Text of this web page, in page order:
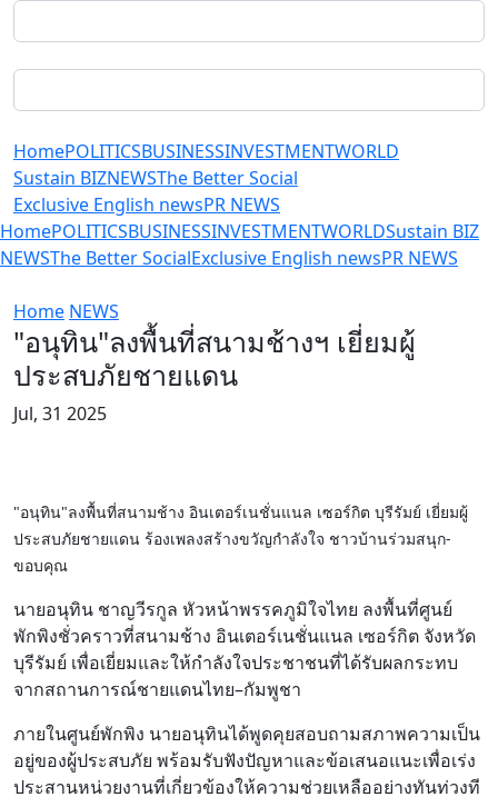
HomePOLITICSBUSINESSINVESTMENTWORLD
Sustain BIZNEWSThe Better Social
Exclusive English newsPR NEWS
HomePOLITICSBUSINESSINVESTMENTWORLDSustain BIZ
NEWSThe Better SocialExclusive English newsPR NEWS
Home NEWS
"อนุทิน"ลงพื้นที่สนามช้างฯ เยี่ยมผู้
ประสบภัยชายแดน
Jul, 31 2025
"อนุทิน"ลงพื้นที่สนามช้าง อินเตอร์เนชั่นแนล เซอร์กิต บุรีรัมย์ เยี่ยมผู้
ประสบภัยชายแดน ร้องเพลงสร้างขวัญกำลังใจ ชาวบ้านร่วมสนุก-
ขอบคุณ
นายอนุทิน ชาญวีรกูล หัวหน้าพรรคภูมิใจไทย ลงพื้นที่ศูนย์
พักพิงชั่วคราวที่สนามช้าง อินเตอร์เนชั่นแนล เซอร์กิต จังหวัด
บุรีรัมย์ เพื่อเยี่ยมและให้กำลังใจประชาชนที่ได้รับผลกระทบ
จากสถานการณ์ชายแดนไทย–กัมพูชา
ภายในศูนย์พักพิง นายอนุทินได้พูดคุยสอบถามสภาพความเป็น
อยู่ของผู้ประสบภัย พร้อมรับฟังปัญหาและข้อเสนอแนะเพื่อเร่ง
ประสานหน่วยงานที่เกี่ยวข้องให้ความช่วยเหลืออย่างทันท่วงที